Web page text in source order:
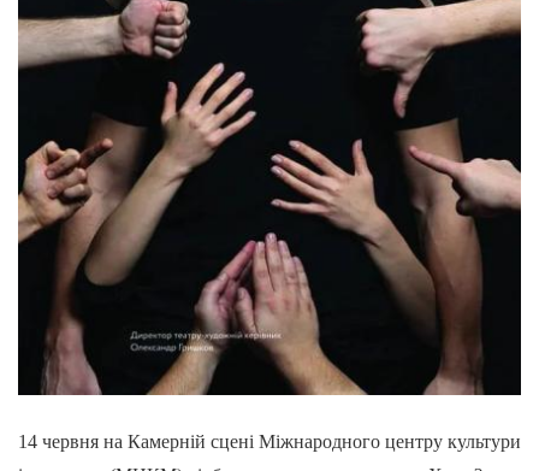
14 червня на Камерній сцені Міжнародного центру культури